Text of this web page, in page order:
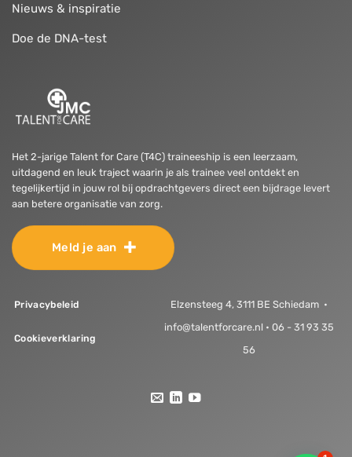
Het 2-jarige Talent for Care (T4C) traineeship is een leerzaam,
uitdagend en leuk traject waarin je als trainee veel ontdekt en
tegelijkertijd in jouw rol bij opdrachtgevers direct een bijdrage levert
aan betere organisatie van zorg.
Meld je aan
Nieuws & inspiratie
Doe de DNA-test
Privacybeleid
Cookieverklaring
Elzensteeg 4, 3111 BE Schiedam •
info@talentforcare.nl • 06 - 31 93 35
56